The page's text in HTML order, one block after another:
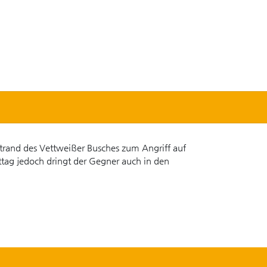
des Vettweißer Busches zum Angriff auf
jedoch dringt der Gegner auch in den